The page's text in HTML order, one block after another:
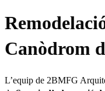
Canòdrom
L’equip de 2BMFG